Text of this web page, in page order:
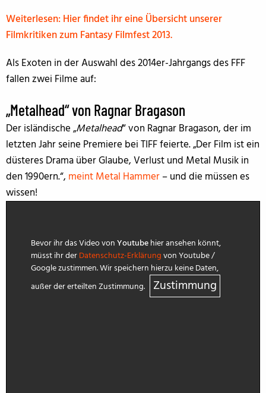
Weiterlesen: Hier findet ihr eine Übersicht unserer
Filmkritiken zum Fantasy Filmfest 2013.
Als Exoten in der Auswahl des 2014er-Jahrgangs des FFF
fallen zwei Filme auf:
„Metalhead“ von Ragnar Bragason
Der isländische „Metalhead“ von Ragnar Bragason, der im
letzten Jahr seine Premiere bei TIFF feierte. „Der Film ist ein
düsteres Drama über Glaube, Verlust und Metal Musik in
den 1990ern.“, meint Metal Hammer– und die müssen es
wissen!
Bevor ihr das Video vonYoutubehier ansehen könnt,
müsst ihr derDatenschutz-Erklärungvon Youtube /
Google zustimmen. Wir speichern hierzu keine Daten,
außer der erteilten Zustimmung.
Zustimmung